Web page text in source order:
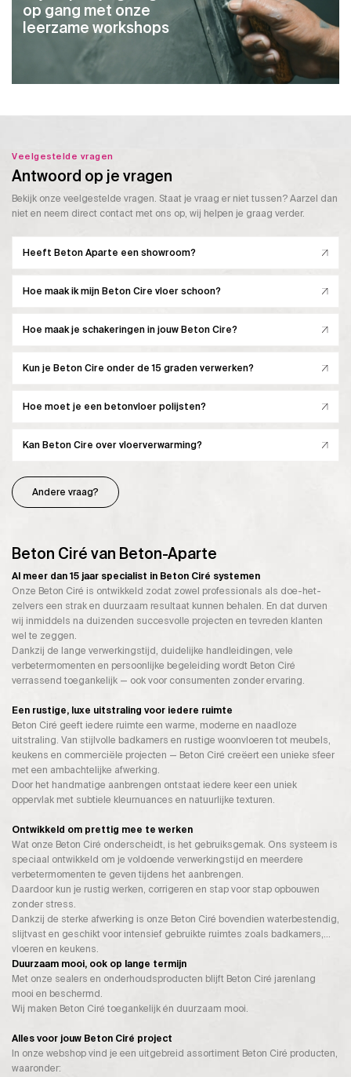
op gang met onze
leerzame workshops
Veelgestelde vragen
Antwoord op je vragen
Bekijk onze veelgestelde vragen. Staat je vraag er niet tussen? Aarzel dan
niet en neem direct contact met ons op, wij helpen je graag verder.
Heeft Beton Aparte een showroom?
Hoe maak ik mijn Beton Cire vloer schoon?
Hoe maak je schakeringen in jouw Beton Cire?
Kun je Beton Cire onder de 15 graden verwerken?
Hoe moet je een betonvloer polijsten?
Kan Beton Cire over vloerverwarming?
Andere vraag?
Beton Ciré van Beton-Aparte
Al meer dan 15 jaar specialist in Beton Ciré systemen
Onze Beton Ciré is ontwikkeld zodat zowel professionals als doe-het-
zelvers een strak en duurzaam resultaat kunnen behalen. En dat durven
wij inmiddels na duizenden succesvolle projecten en tevreden klanten
wel te zeggen.
Dankzij de lange verwerkingstijd, duidelijke handleidingen, vele
verbetermomenten en persoonlijke begeleiding wordt Beton Ciré
verrassend toegankelijk — ook voor consumenten zonder ervaring.
Een rustige, luxe uitstraling voor iedere ruimte
Beton Ciré geeft iedere ruimte een warme, moderne en naadloze
uitstraling. Van stijlvolle badkamers en rustige woonvloeren tot meubels,
keukens en commerciële projecten — Beton Ciré creëert een unieke sfeer
met een ambachtelijke afwerking.
Door het handmatige aanbrengen ontstaat iedere keer een uniek
oppervlak met subtiele kleurnuances en natuurlijke texturen.
Ontwikkeld om prettig mee te werken
Wat onze Beton Ciré onderscheidt, is het gebruiksgemak. Ons systeem is
speciaal ontwikkeld om je voldoende verwerkingstijd en meerdere
verbetermomenten te geven tijdens het aanbrengen.
Daardoor kun je rustig werken, corrigeren en stap voor stap opbouwen
zonder stress.
Dankzij de sterke afwerking is onze Beton Ciré bovendien waterbestendig,
slijtvast en geschikt voor intensief gebruikte ruimtes zoals badkamers,
vloeren en keukens.
Duurzaam mooi, ook op lange termijn
Met onze sealers en onderhoudsproducten blijft Beton Ciré jarenlang
mooi en beschermd.
Wij maken Beton Ciré toegankelijk én duurzaam mooi.
Alles voor jouw Beton Ciré project
In onze webshop vind je een uitgebreid assortiment Beton Ciré producten,
waaronder: